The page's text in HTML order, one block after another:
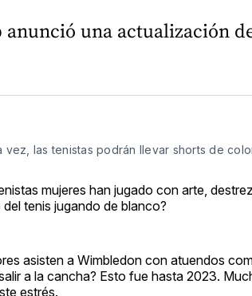
una actualización
vez, las tenistas podrán llevar shorts de
mujeres han jugado con arte,
tenis jugando de blanco?
asisten a Wimbledon con atuendos
a la cancha? Esto fue hasta 2023.
estrés.